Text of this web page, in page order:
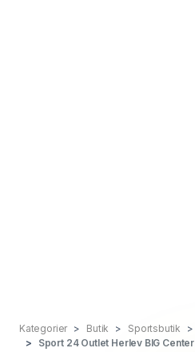
Kategorier Butik Sportsbutik
Sport 24 Outlet Herlev BIG Center